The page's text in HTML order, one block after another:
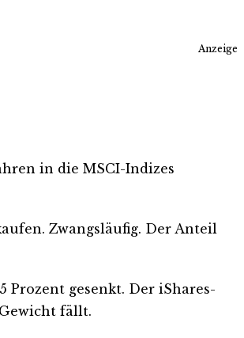
Anzeige
in die MSCI-Indizes
Zwangsläufig. Der Anteil
Prozent gesenkt. Der iShares-
fällt.